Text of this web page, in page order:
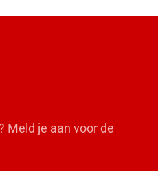
Meld je aan voor de